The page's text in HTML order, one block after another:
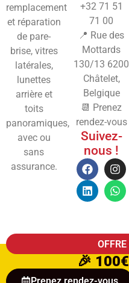
remplacement
et réparation
de pare-
brise, vitres
latérales,
lunettes
arrière et
toits
panoramiques,
avec ou
sans
assurance.
+32 71 51
71 00
📍 Rue des
Mottards
130/13 6200
Châtelet,
Belgique
📆 Prenez
rendez-vous
Suivez-
nous !
🎉